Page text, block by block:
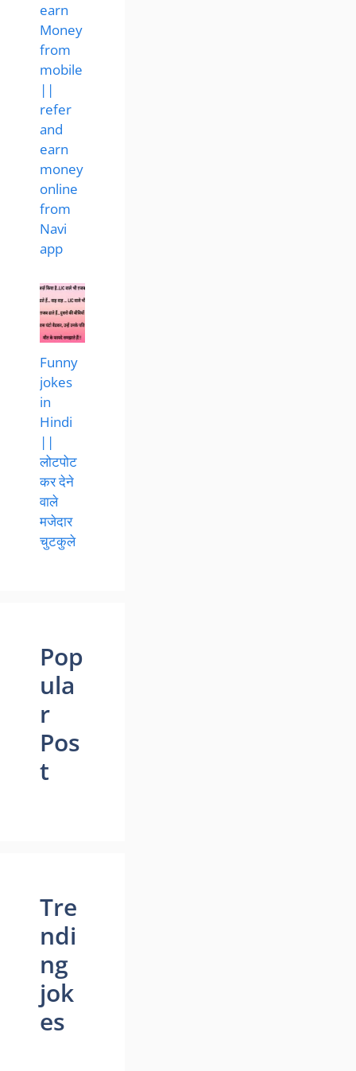
earn
Money
from
mobile
||
refer
and
earn
money
online
from
Navi
app
Funny
jokes
in
Hindi
||
लोटपोट
कर देने
वाले
मजेदार
चुटकुले
Pop
ula
r
Pos
t
Tre
ndi
ng
jok
es